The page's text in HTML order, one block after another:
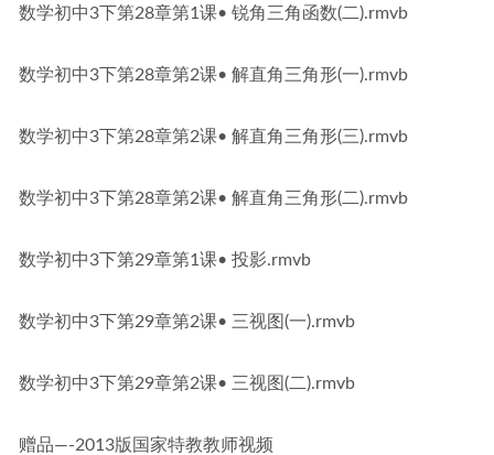
数学初中3下第28章第1课• 锐角三角函数(二).rmvb
数学初中3下第28章第2课• 解直角三角形(一).rmvb
数学初中3下第28章第2课• 解直角三角形(三).rmvb
数学初中3下第28章第2课• 解直角三角形(二).rmvb
数学初中3下第29章第1课• 投影.rmvb
数学初中3下第29章第2课• 三视图(一).rmvb
数学初中3下第29章第2课• 三视图(二).rmvb
赠品—-2013版国家特教教师视频